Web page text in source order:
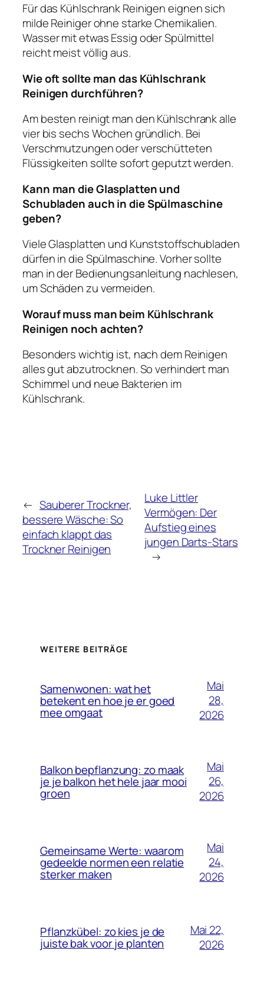
Für das Kühlschrank Reinigen eignen sich
milde Reiniger ohne starke Chemikalien.
Wasser mit etwas Essig oder Spülmittel
reicht meist völlig aus.
Wie oft sollte man das Kühlschrank
Reinigen durchführen?
Am besten reinigt man den Kühlschrank alle
vier bis sechs Wochen gründlich. Bei
Verschmutzungen oder verschütteten
Flüssigkeiten sollte sofort geputzt werden.
Kann man die Glasplatten und
Schubladen auch in die Spülmaschine
geben?
Viele Glasplatten und Kunststoffschubladen
dürfen in die Spülmaschine. Vorher sollte
man in der Bedienungsanleitung nachlesen,
um Schäden zu vermeiden.
Worauf muss man beim Kühlschrank
Reinigen noch achten?
Besonders wichtig ist, nach dem Reinigen
alles gut abzutrocknen. So verhindert man
Schimmel und neue Bakterien im
Kühlschrank.
← Sauberer Trockner,
bessere Wäsche: So
einfach klappt das
Trockner Reinigen
Luke Littler
Vermögen: Der
Aufstieg eines
jungen Darts-Stars
→
WEITERE BEITRÄGE
Samenwonen: wat het
betekent en hoe je er goed
mee omgaat
Mai
28,
2026
Balkon bepflanzung: zo maak
je je balkon het hele jaar mooi
groen
Mai
26,
2026
Gemeinsame Werte: waarom
gedeelde normen een relatie
sterker maken
Mai
24,
2026
Pflanzkübel: zo kies je de
juiste bak voor je planten
Mai 22,
2026